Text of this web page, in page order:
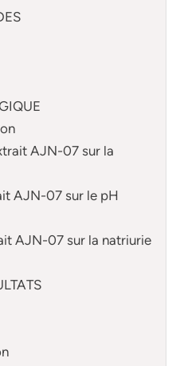
AJN-07 sur la
AJN-07 sur le pH
AJN-07 sur la natriurie